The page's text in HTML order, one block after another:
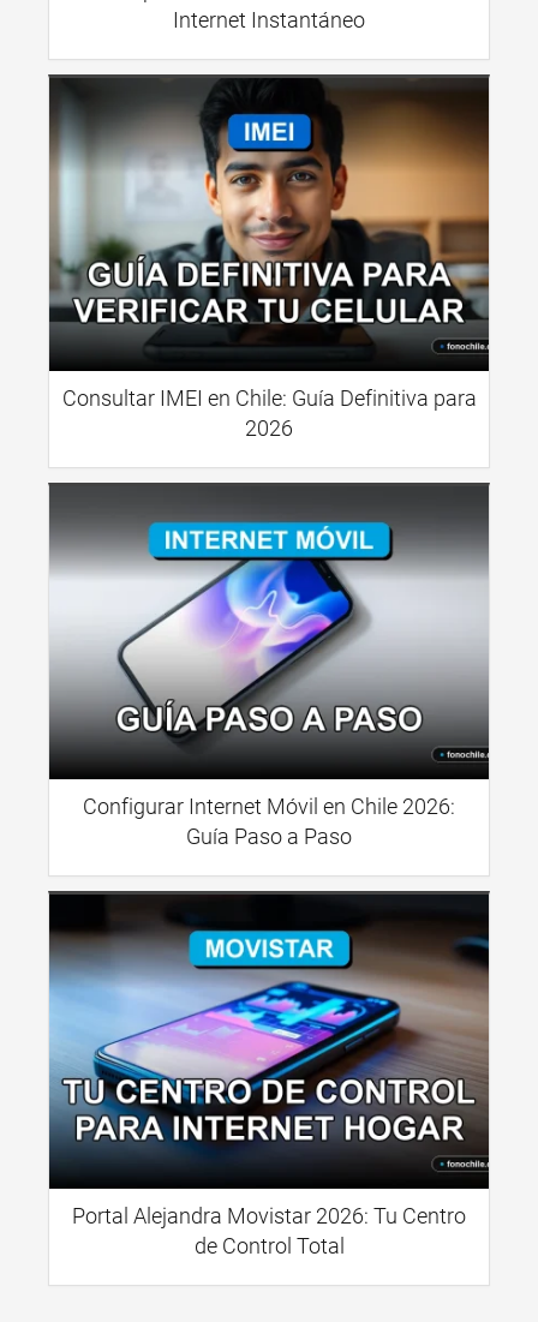
Internet Instantáneo
Consultar IMEI en Chile: Guía Definitiva para
2026
Configurar Internet Móvil en Chile 2026:
Guía Paso a Paso
Portal Alejandra Movistar 2026: Tu Centro
de Control Total